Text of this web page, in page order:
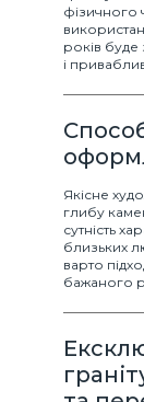
фізичного
років буде
і
Якісне
глибу
сутність
близьких
варто
бажаного